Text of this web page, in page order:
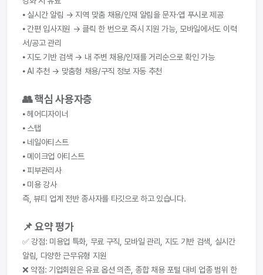
⦁ 실시간 알림 → 지역 맞춤 채용/인재 알림을 문자·앱 푸시로 제공
⦁ 간편 입사지원 → 클릭 한 번으로 즉시 지원 가능, 모바일에서도 이력
서/공고 관리
⦁ 지도 기반 검색 → 내 주변 채용/인재를 거리순으로 확인 가능
⦁ AI 추천 → 맞춤형 채용/구직 정보 자동 추천
👥 핵심 사용자층
⦁ 헤어디자이너
⦁ 스탭
⦁ 네일아티스트
⦁ 메이크업 아티스트
⦁ 피부관리사
⦁ 미용 강사
즉, 뷰티 업계 전반 종사자를 타깃으로 하고 있습니다.
📌 요약 평가
✅ 강점: 미용업 특화, 무료 구직, 모바일 관리, 지도 기반 검색, 실시간
알림, 다양한 근무유형 지원
❌ 약점: 기업회원은 유료 옵션 의존, 종합 채용 포털 대비 업종 범위 한